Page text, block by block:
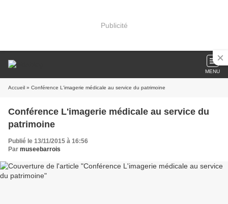
Publicité
MENU
Accueil » Conférence L'imagerie médicale au service du patrimoine
Conférence L'imagerie médicale au service du
patrimoine
Publié le 13/11/2015 à 16:56
Par museebarrois